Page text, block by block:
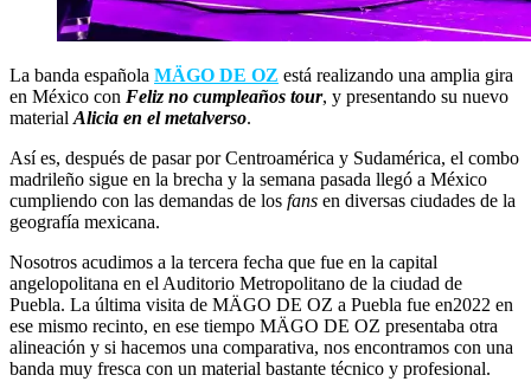
La banda española MÄGO DE OZ está realizando una amplia gira
en México con Feliz no cumpleaños tour, y presentando su nuevo
material Alicia en el metalverso.
Así es, después de pasar por Centroamérica y Sudamérica, el combo
madrileño sigue en la brecha y la semana pasada llegó a México
cumpliendo con las demandas de los fans en diversas ciudades de la
geografía mexicana.
Nosotros acudimos a la tercera fecha que fue en la capital
angelopolitana en el Auditorio Metropolitano de la ciudad de
Puebla. La última visita de MÄGO DE OZ a Puebla fue en2022 en
ese mismo recinto, en ese tiempo MÄGO DE OZ presentaba otra
alineación y si hacemos una comparativa, nos encontramos con una
banda muy fresca con un material bastante técnico y profesional.